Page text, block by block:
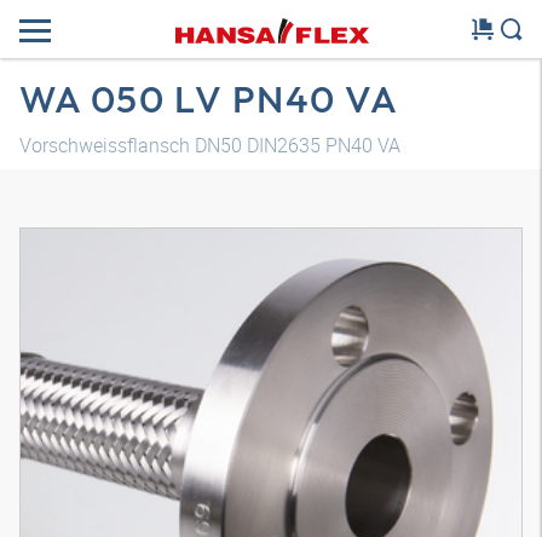
WA 050 LV PN40 VA
Vorschweissflansch DN50 DIN2635 PN40 VA